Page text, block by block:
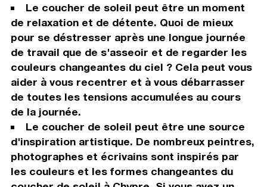
Le coucher de soleil peut être un moment
de relaxation et de détente. Quoi de mieux
pour se déstresser après une longue journée
de travail que de s'asseoir et de regarder les
couleurs changeantes du ciel ? Cela peut vous
aider à vous recentrer et à vous débarrasser
de toutes les tensions accumulées au cours
de la journée.
Le coucher de soleil peut être une source
d'inspiration artistique. De nombreux peintres,
photographes et écrivains sont inspirés par
les couleurs et les formes changeantes du